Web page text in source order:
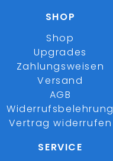
SHOP
Shop
Upgrades
Zahlungsweisen
Versand
AGB
Widerrufsbelehrung
Vertrag widerrufen
SERVICE